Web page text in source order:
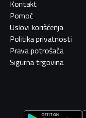
Kontakt
Pomoć
Uslovi korišćenja
Politika privatnosti
Prava potrošača
Sigurna trgovina